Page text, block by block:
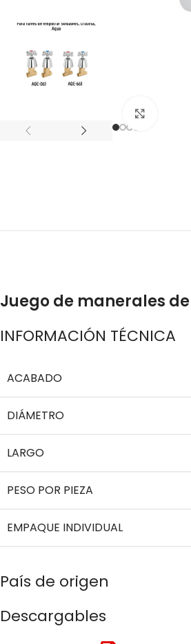
Juego de manerales
INFORMACIÓN TÉCNICA
ACABADO
DIÁMETRO
LARGO
PESO POR PIEZA
EMPAQUE INDIVIDUAL
País de origen
Descargables